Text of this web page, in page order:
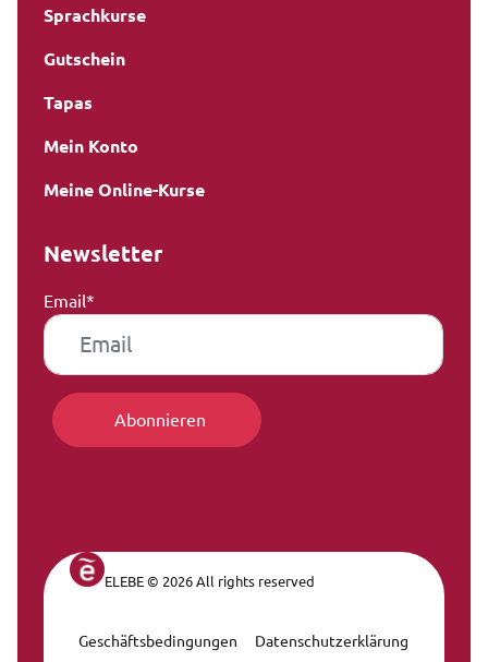
Sprachkurse
Gutschein
Tapas
Mein Konto
Meine Online-Kurse
Newsletter
Email*
ELEBE © 2026 All rights reserved
Geschäftsbedingungen Datenschutzerklärung